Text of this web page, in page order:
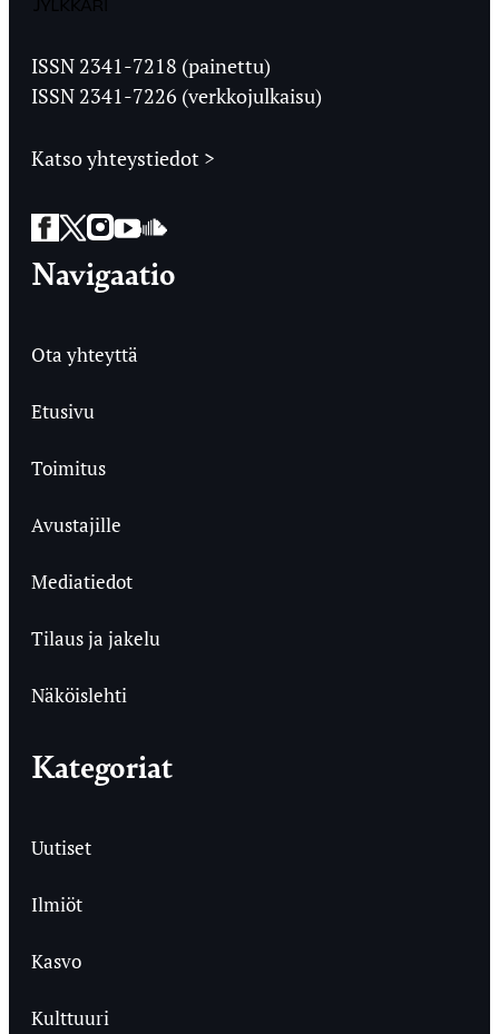
Ylioppilaslehti
ISSN 2341-7218 (painettu)
ISSN 2341-7226 (verkkojulkaisu)
Katso yhteystiedot >
Facebook
Twitter
Instagram
YouTube
SoundCloud
Navigaatio
Ota yhteyttä
Etusivu
Toimitus
Avustajille
Mediatiedot
Tilaus ja jakelu
Näköislehti
Kategoriat
Uutiset
Ilmiöt
Kasvo
Kulttuuri